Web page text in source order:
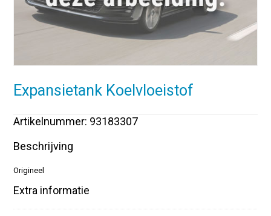
Expansietank Koelvloeistof
Artikelnummer: 93183307
Beschrijving
Origineel
Extra informatie